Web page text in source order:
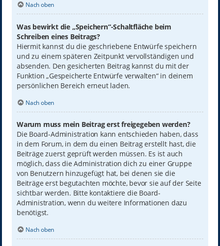
Nach oben
Was bewirkt die „Speichern“-Schaltfläche beim
Schreiben eines Beitrags?
Hiermit kannst du die geschriebene Entwürfe speichern
und zu einem späteren Zeitpunkt vervollständigen und
absenden. Den gesicherten Beitrag kannst du mit der
Funktion „Gespeicherte Entwürfe verwalten“ in deinem
persönlichen Bereich erneut laden.
Nach oben
Warum muss mein Beitrag erst freigegeben werden?
Die Board-Administration kann entschieden haben, dass
in dem Forum, in dem du einen Beitrag erstellt hast, die
Beiträge zuerst geprüft werden müssen. Es ist auch
möglich, dass die Administration dich zu einer Gruppe
von Benutzern hinzugefügt hat, bei denen sie die
Beiträge erst begutachten möchte, bevor sie auf der Seite
sichtbar werden. Bitte kontaktiere die Board-
Administration, wenn du weitere Informationen dazu
benötigst.
Nach oben